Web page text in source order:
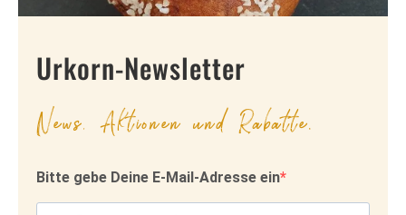
Urkorn-Newsletter
News, Aktionen und Rabatte.
Bitte gebe Deine E-Mail-Adresse ein